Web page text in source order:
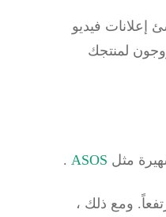
إعلانات فيديو
لمنتجك
مثل ASOS
.
ومع ذلك ،